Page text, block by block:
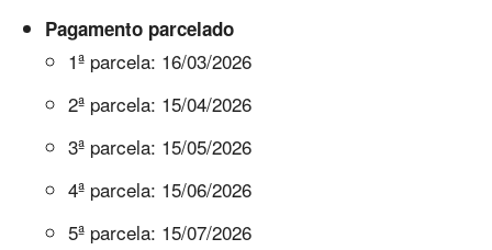
Pagamento parcelado
1ª parcela: 16/03/2026
2ª parcela: 15/04/2026
3ª parcela: 15/05/2026
4ª parcela: 15/06/2026
5ª parcela: 15/07/2026